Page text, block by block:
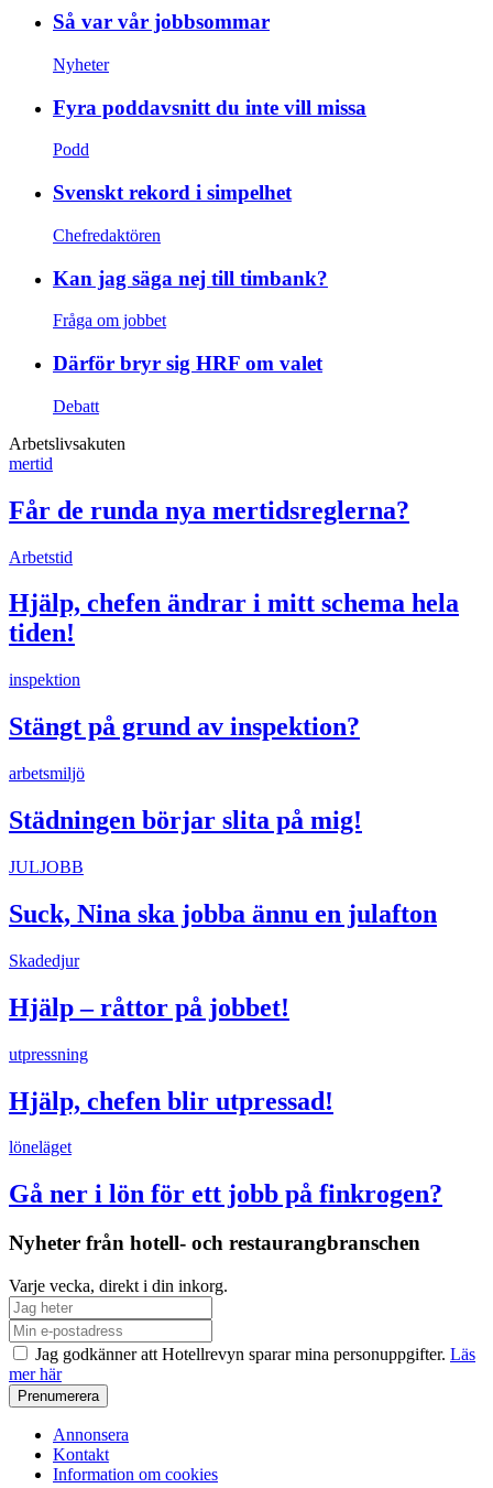
Så var vår jobbsommar
Nyheter
Fyra poddavsnitt du inte vill missa
Podd
Svenskt rekord i simpelhet
Chefredaktören
Kan jag säga nej till timbank?
Fråga om jobbet
Därför bryr sig HRF om valet
Debatt
Arbetslivsakuten
mertid
Får de runda nya mertidsreglerna?
Arbetstid
Hjälp, chefen ändrar i mitt schema hela
tiden!
inspektion
Stängt på grund av inspektion?
arbetsmiljö
Städningen börjar slita på mig!
JULJOBB
Suck, Nina ska jobba ännu en julafton
Skadedjur
Hjälp – råttor på jobbet!
utpressning
Hjälp, chefen blir utpressad!
löneläget
Gå ner i lön för ett jobb på finkrogen?
Nyheter från hotell- och restaurangbranschen
Varje vecka, direkt i din inkorg.
Jag godkänner att Hotellrevyn sparar mina personuppgifter. Läs
mer här
Annonsera
Kontakt
Information om cookies